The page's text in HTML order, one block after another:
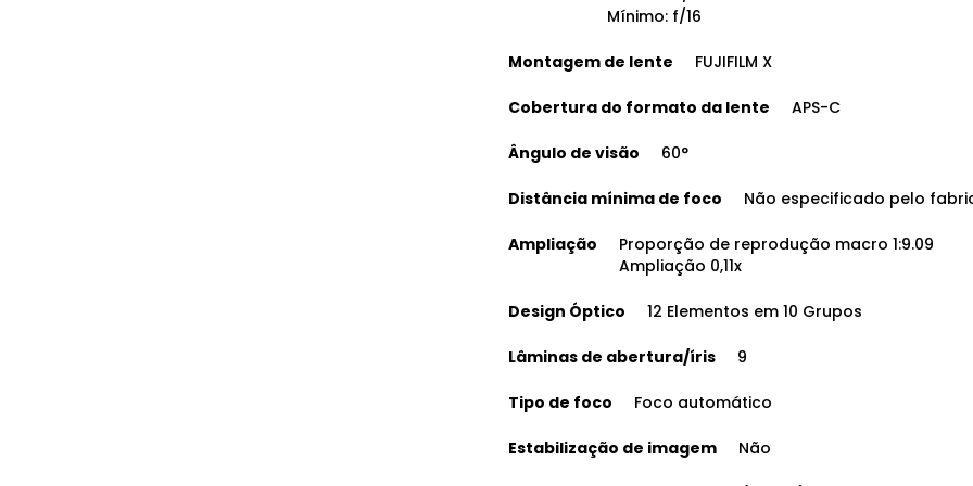
Mínimo: f/16
Montagem de lente FUJIFILM X
Cobertura do formato da lente APS-C
Ângulo de visão 60°
Distância mínima de foco Não especificado pelo
Ampliação
Proporção de reprodução macro 1:9.09
Ampliação 0,11x
Design Óptico 12 Elementos em 10 Grupos
Lâminas de abertura/íris 9
Tipo de foco Foco automático
Estabilização de imagem Não